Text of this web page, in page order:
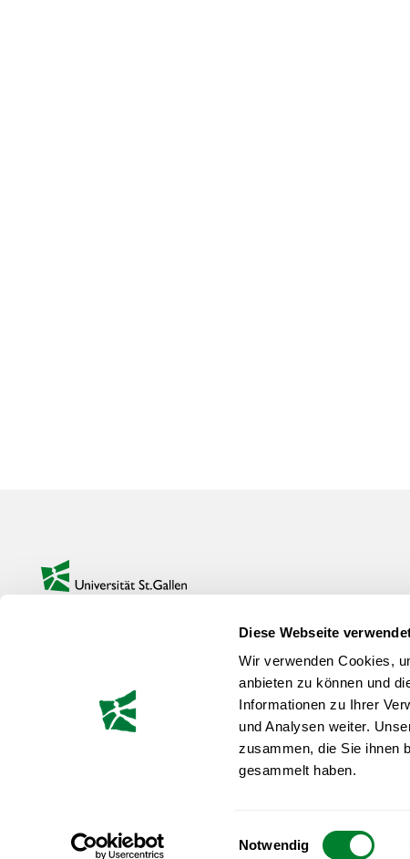
Diese Webseite
Wir verwenden Cookies,
anbieten zu können und
Informationen zu Ihrer
und Analysen weiter.
zusammen, die Sie ihnen
gesammelt haben.
Einwilligungsauswahl
Notwendig
TERMINE & GEBÜHREN
© 2026 Sportmanagement CAS HSG
DATENSCHUTZ
csm@unisg.ch
HSG